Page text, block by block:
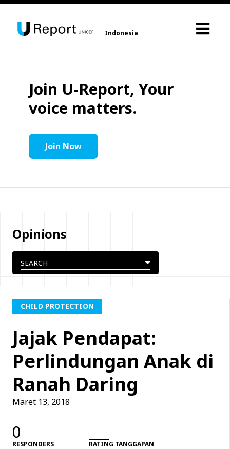
Indonesia
Join U-Report, Your
voice matters.
Join Now
Opinions
CHILD PROTECTION
Jajak Pendapat:
Perlindungan Anak di
Ranah Daring
Maret 13, 2018
0
RESPONDERS RATING TANGGAPAN